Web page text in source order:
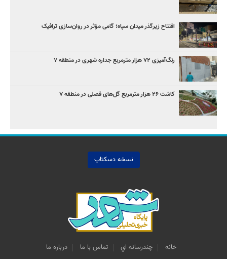
افتتاح زیرگذر میدان سپاه؛ گامی مؤثر در روان‌سازی ترافیک
رنگ‌آمیزی ۷۲ هزار مترمربع جداره شهری در منطقه ۷
کاشت ۲۶ هزار مترمربع گل‌های فصلی در منطقه ۷
نسخه دسکتاپ
خانه چندرسانه اي تماس با ما درباره ما